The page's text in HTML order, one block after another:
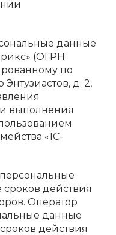
данные
(ОГРН
по
Энтузиастов, д. 2,
выполнения
«1С-
действия
Оператор
данные
действия